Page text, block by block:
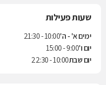
שעות פעילות
ימים א' - ה'10:00 - 21:30
יום ו'9:00 - 15:00
יום שבת10:00 - 22:30